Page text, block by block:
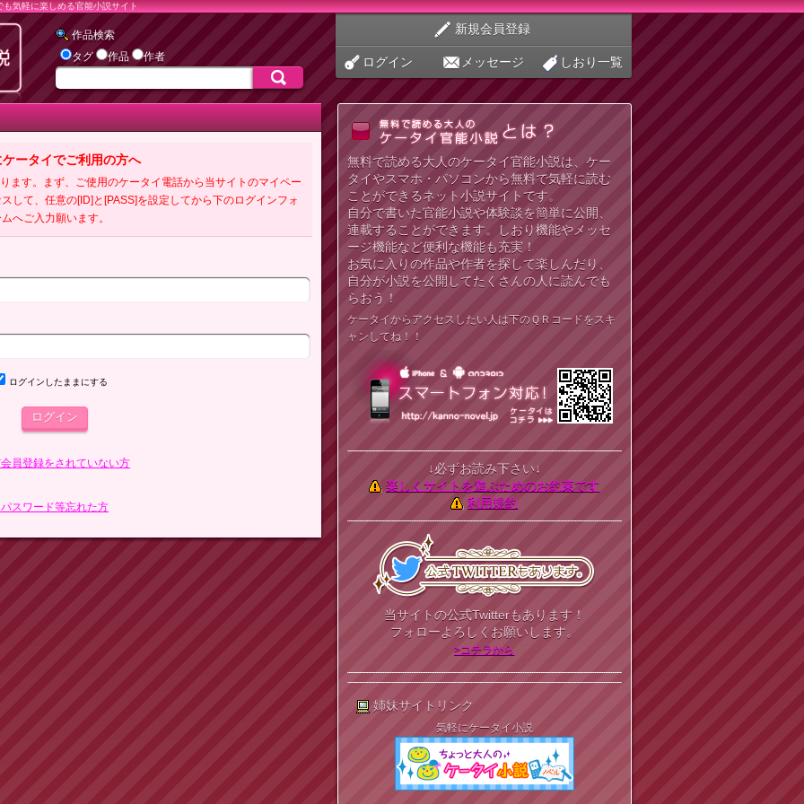
気軽に楽しめる官能小説サイト
作品検索
タグ
作品 作者
新規会員登録
ログイン メッセージ しおり一覧
ータイでご利用の方へ
ます。まず、ご使用のケータイ電話から当サイトのマイペー
して、任意の[ID]と[PASS]を設定してから下のログインフォ
へご入力願います。
ログインしたままにする
員登録をされていない方
スワード等忘れた方
無料で読める大人のケータイ官能小説は、ケー
タイやスマホ・パソコンから無料で気軽に読む
ことができるネット小説サイトです。
自分で書いた官能小説や体験談を簡単に公開、
連載することができます。しおり機能やメッセ
ージ機能など便利な機能も充実！
お気に入りの作品や作者を探して楽しんだり、
自分が小説を公開してたくさんの人に読んでも
らおう！
ケータイからアクセスしたい人は下のＱＲコードをスキ
ャンしてね！！
↓必ずお読み下さい↓
楽しくサイトを遊ぶためのお約束です
利用規約
当サイトの公式Twitterもあります！
フォローよろしくお願いします。
>コチラから
姉妹サイトリンク
気軽にケータイ小説